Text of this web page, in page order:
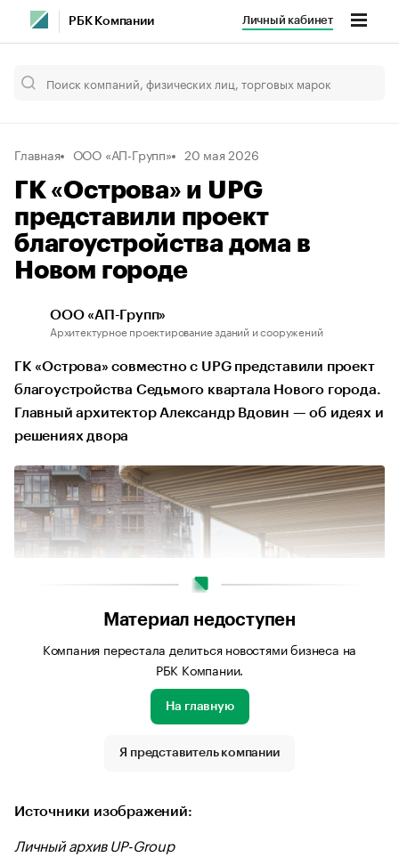
РБК Компании Личный кабинет
Главная ООО «АП-Групп» 20 мая 2026
ГК «Острова» и UPG
представили проект
благоустройства дома в
Новом городе
ООО «АП-Групп»
Архитектурное проектирование зданий и сооружений
ГК «Острова» совместно с UPG представили проект
благоустройства Седьмого квартала Нового города.
Главный архитектор Александр Вдовин — об идеях и
решениях двора
Источник изображения: Личный архив UP-Group
Материал недоступен
Компания перестала делиться новостями бизнеса на
РБК Компании.
На главную
Я представитель компании
Источники изображений:
Личный архив UP-Group